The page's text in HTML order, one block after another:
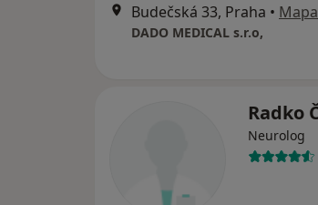
Budečská 33, Praha • Mapa
DADO MEDICAL s.r.o,
Radko
Neurolog